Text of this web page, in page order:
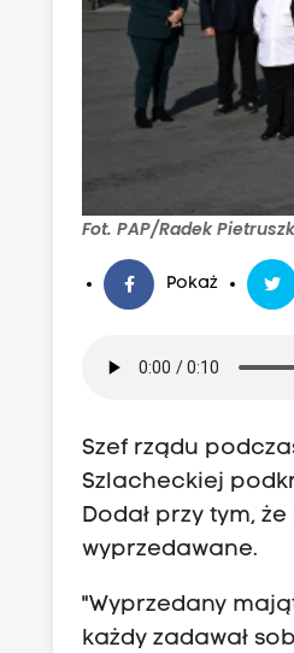
Fot. PAP/Radek
Pokaż
Szef rządu
Szlacheckiej
Dodał przy tym,
wyprzedawane.
"Wyprzedany
każdy zadawał